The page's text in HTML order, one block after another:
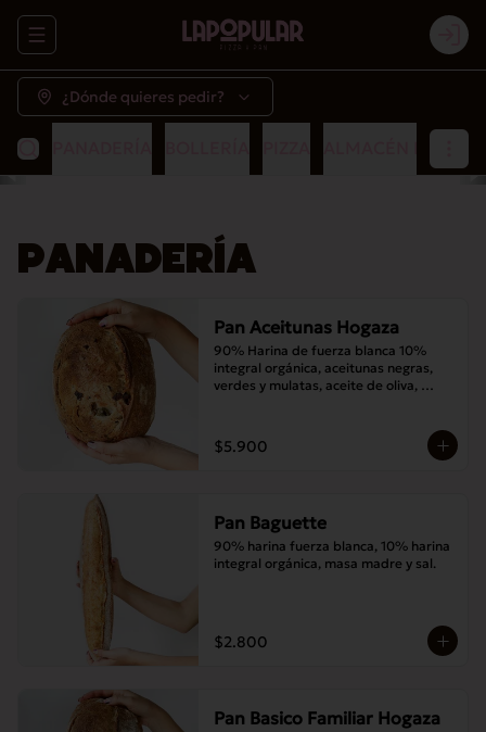
Abrir menu de navegación
¿Dónde quieres pedir?
PANADERÍA
Pan Aceitunas Hogaza
90% Harina de fuerza blanca 10%
integral orgánica, aceitunas negras,
verdes y mulatas, aceite de oliva,
$5.900
Pan Baguette
90% harina fuerza blanca, 10% harina
integral orgánica, masa madre y sal.
$2.800
Pan Basico Familiar Hogaza